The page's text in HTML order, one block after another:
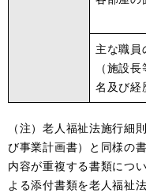
主な職員
（施設
名及び経
（注）老人福祉法施行細
び事業計画書）と同様の
内容が重複する書類につ
よる添付書類を老人福祉